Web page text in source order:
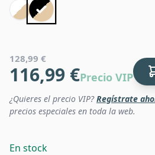
128,99 €
116,99 €Precio VIP
¿Quieres el precio VIP?Regístrate
precios especiales en toda la web.
En stock